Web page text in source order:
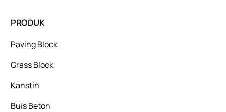
PRODUK
Paving Block
Grass Block
Kanstin
Buis Beton